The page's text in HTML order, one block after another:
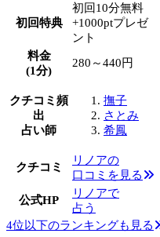
初回特典
初回10分無料
+1000ptプレゼ
ント
料金
(1分)
280～440円
クチコミ頻
出
占い師
撫子
さとみ
希鳳
クチコミ
リノアの
口コミを見る
公式HP
リノアで
占う
4位以下のランキングも見る